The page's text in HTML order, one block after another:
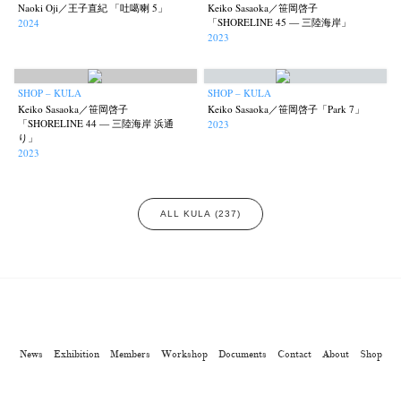
Naoki Oji／王子直紀 「吐噶喇 5」
2024
Keiko Sasaoka／笹岡啓子
「SHORELINE 45 — 三陸海岸」
2023
SHOP – KULA
Keiko Sasaoka／笹岡啓子
「SHORELINE 44 — 三陸海岸 浜通
り」
2023
SHOP – KULA
Keiko Sasaoka／笹岡啓子「Park 7」
2023
ALL KULA (237)
News Exhibition Members Workshop Documents Contact About Shop